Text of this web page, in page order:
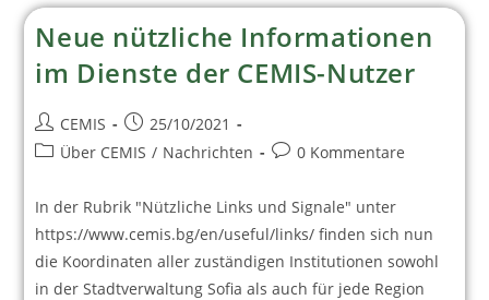
Neue nützliche Informationen
im Dienste der CEMIS-Nutzer
CEMIS
25/10/2021
Über CEMIS / Nachrichten 0 Kommentare
In der Rubrik "Nützliche Links und Signale" unter
https://www.cemis.bg/en/useful/links/ finden sich nun
die Koordinaten aller zuständigen Institutionen sowohl
in der Stadtverwaltung Sofia als auch für jede Region